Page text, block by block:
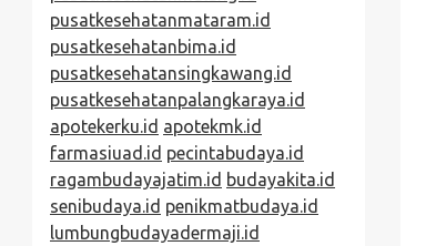
pusatkesehatanmataram.id
pusatkesehatanbima.id
pusatkesehatansingkawang.id
pusatkesehatanpalangkaraya.id
apotekerku.id apotekmk.id
farmasiuad.id pecintabudaya.id
ragambudayajatim.id budayakita.id
senibudaya.id penikmatbudaya.id
lumbungbudayadermaji.id